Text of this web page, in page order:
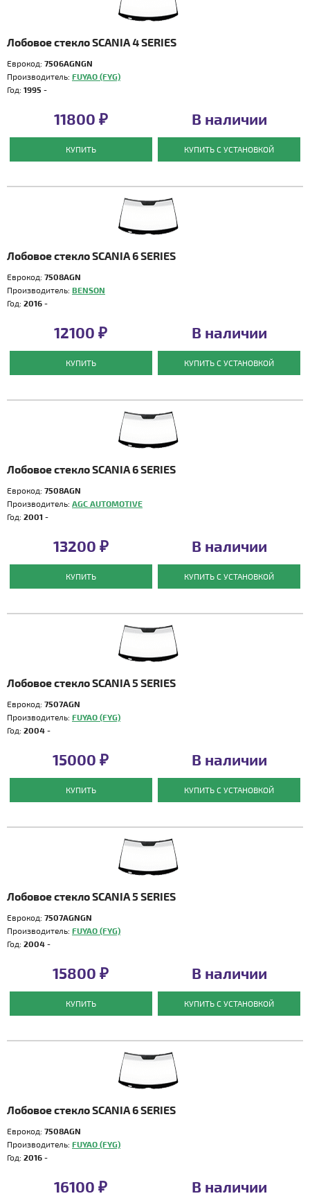
Лобовое стекло SCANIA 4 SERIES
Еврокод: 7506AGNGN
Производитель: FUYAO (FYG)
Год: 1995 -
11800 ₽
КУПИТЬ
В наличии
КУПИТЬ С УСТАНОВКОЙ
Лобовое стекло SCANIA 6 SERIES
Еврокод: 7508AGN
Производитель: BENSON
Год: 2016 -
12100 ₽
КУПИТЬ
В наличии
КУПИТЬ С УСТАНОВКОЙ
Лобовое стекло SCANIA 6 SERIES
Еврокод: 7508AGN
Производитель: AGC AUTOMOTIVE
Год: 2001 -
13200 ₽
КУПИТЬ
В наличии
КУПИТЬ С УСТАНОВКОЙ
Лобовое стекло SCANIA 5 SERIES
Еврокод: 7507AGN
Производитель: FUYAO (FYG)
Год: 2004 -
15000 ₽
КУПИТЬ
В наличии
КУПИТЬ С УСТАНОВКОЙ
Лобовое стекло SCANIA 5 SERIES
Еврокод: 7507AGNGN
Производитель: FUYAO (FYG)
Год: 2004 -
15800 ₽
КУПИТЬ
В наличии
КУПИТЬ С УСТАНОВКОЙ
Лобовое стекло SCANIA 6 SERIES
Еврокод: 7508AGN
Производитель: FUYAO (FYG)
Год: 2016 -
16100 ₽ В наличии